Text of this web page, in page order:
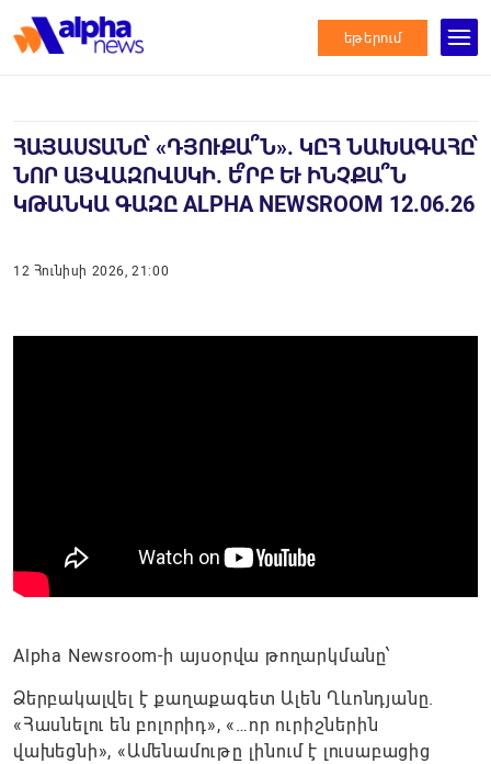
եթերում
ՀԱՅԱՍՏԱՆԸ՝ «ԴՅՈՒՔԱ՞Ն». ԿԸՀ ՆԱԽԱԳԱՀԸ՝
ՆՈՐ ԱՅՎԱԶՈՎՍԿԻ. Ե՞ՐԲ ԵՒ ԻՆՉՔԱ՞Ն Կ
ԹԱՆԿԱ ԳԱԶԸ ALPHA NEWSROOM 12.06.26
12 Հունիսի 2026, 21:00
Alpha Newsroom-ի այսօրվա թողարկմանը՝
Ձերբակալվել է քաղաքագետ Ալեն Ղևոնդյանը.
«Հասնելու են բոլորիդ», «…որ ուրիշներին
վախեցնի», «Ամենամութը լինում է լուսաբացից